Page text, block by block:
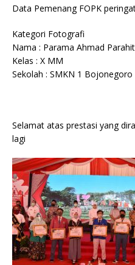
Data Pemenang FOPK
Kategori Fotografi
Nama : Parama Ahmad
Kelas : X MM
Sekolah : SMKN 1 Bojonegoro
Selamat atas prestasi yang
lagi